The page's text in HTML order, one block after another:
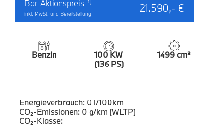
Bar-Aktionspreis
inkl. MwSt. und Bereitstellung 21.590,- €
Benzin
100 KW
(136 PS)
1499 cm³
Energieverbrauch: 0 l/100km
CO₂-Emissionen: 0 g/km (WLTP)
CO₂-Klasse: